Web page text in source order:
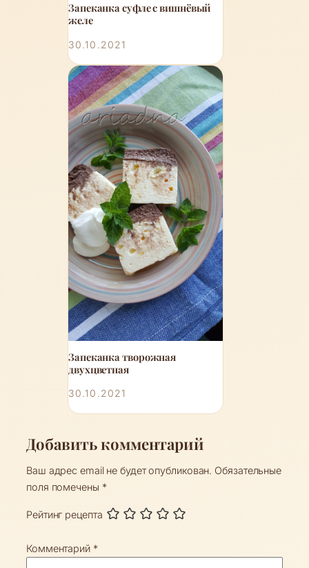
Запеканка суфле с вишнёвый
желе
30.10.2021
Запеканка творожная
двухцветная
30.10.2021
Добавить комментарий
Ваш адрес email не будет опубликован. Обязательные
поля помечены *
Рейтинг рецепта
Комментарий *